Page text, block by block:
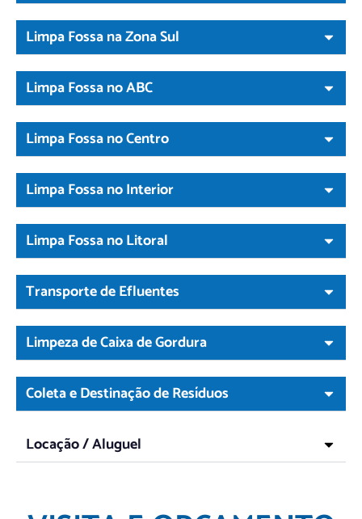
Limpa Fossa na Zona Sul
Limpa Fossa no ABC
Limpa Fossa no Centro
Limpa Fossa no Interior
Limpa Fossa no Litoral
Transporte de Efluentes
Limpeza de Caixa de Gordura
Coleta e Destinação de Resíduos
Locação / Aluguel